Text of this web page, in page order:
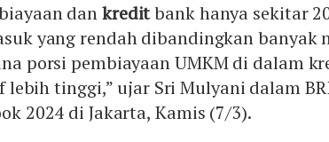
dankreditbank hanya sekitar
yang rendah dibandingkan banyak
porsi pembiayaan UMKM di dalam
lebih tinggi,” ujar Sri Mulyani dalam
2024 di Jakarta, Kamis (7/3).